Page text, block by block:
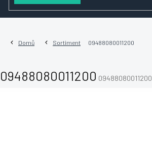
Domů Sortiment 09488080011200
09488080011200 09488080011200